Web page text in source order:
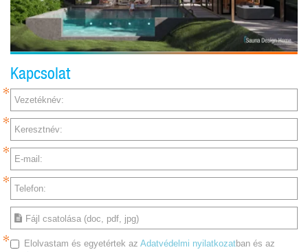
Kapcsolat
Vezetéknév:
Keresztnév:
E-mail:
Telefon:
Fájl csatolása (doc, pdf, jpg)
Elolvastam és egyetértek az Adatvédelmi nyilatkozatban és az